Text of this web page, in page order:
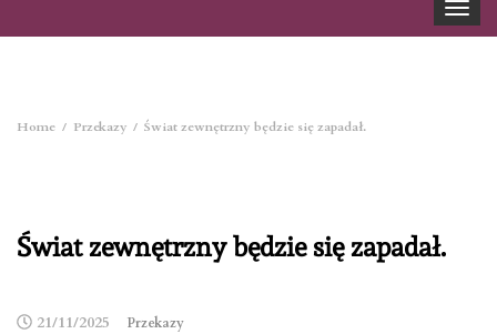
Toggle
Home Przekazy Świat zewnętrzny będzie się zapadał.
Świat zewnętrzny będzie się zapadał.
21/11/2025 Przekazy